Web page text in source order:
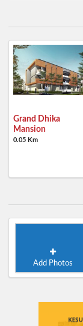
Grand Dhika
Mansion
0.05 Km
Add Photos